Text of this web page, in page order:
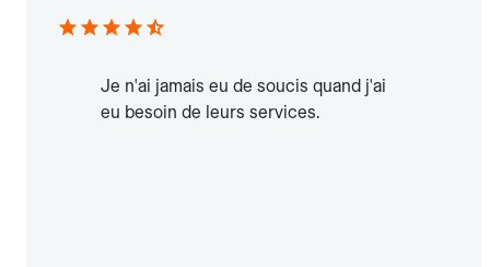
Je n'ai jamais eu de soucis quand j'ai
eu besoin de leurs services.